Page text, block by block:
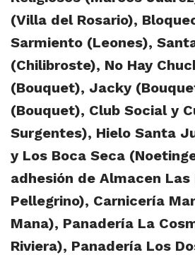
(Villa del Rosario),
Sarmiento (Leones),
(Chilibroste), No Hay
(Bouquet), Jacky
(Bouquet), Club Social y
Surgentes), Hielo Santa
y Los Boca Seca
adhesión de Almacen Las
Pellegrino), Carnicería
Mana), Panadería La
Riviera), Panadería Los